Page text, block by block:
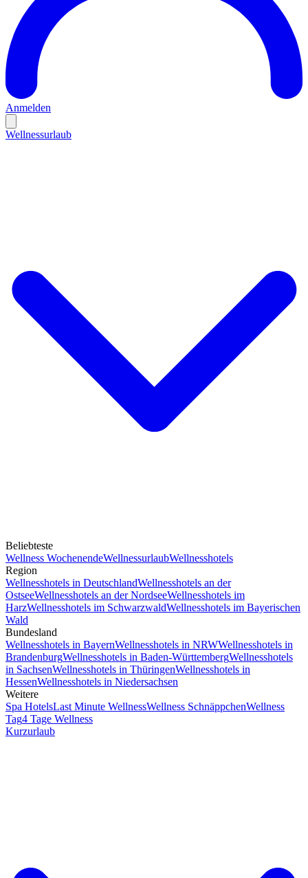
Anmelden
Wellnessurlaub
Beliebteste
Wellness WochenendeWellnessurlaubWellnesshotels
Region
Wellnesshotels in DeutschlandWellnesshotels an der
OstseeWellnesshotels an der NordseeWellnesshotels im
HarzWellnesshotels im SchwarzwaldWellnesshotels im Bayerischen
Wald
Bundesland
Wellnesshotels in BayernWellnesshotels in NRWWellnesshotels in
BrandenburgWellnesshotels in Baden-WürttembergWellnesshotels
in SachsenWellnesshotels in ThüringenWellnesshotels in
HessenWellnesshotels in Niedersachsen
Weitere
Spa HotelsLast Minute WellnessWellness SchnäppchenWellness
Tag4 Tage Wellness
Kurzurlaub